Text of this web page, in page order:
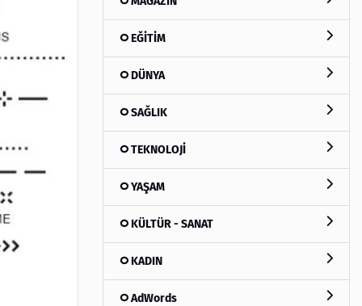
EĞİTİM
DÜNYA
SAĞLIK
TEKNOLOJİ
YAŞAM
KÜLTÜR - SANAT
KADIN
AdWords